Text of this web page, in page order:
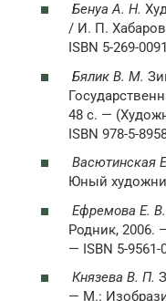
Бенуа А. Н.
/ И. П.
ISBN 5-269-
Бялик В. М.
48 с. —
ISBN 978-5-
Васютинская
Юный
Ефремова Е. В.
Родник, 2006.
— ISBN 5-9561-
Князева В. П.
— М.: